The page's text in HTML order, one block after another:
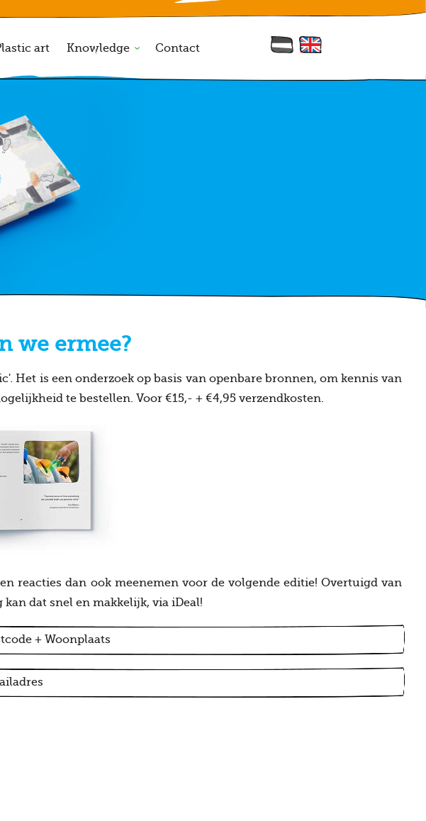
art Knowledge Contact
we ermee?
Het is een onderzoek op basis van openbare bronnen, om kennis van
te bestellen. Voor €15,- + €4,95 verzendkosten.
reacties dan ook meenemen voor de volgende editie! Overtuigd van
dat snel en makkelijk, via iDeal!